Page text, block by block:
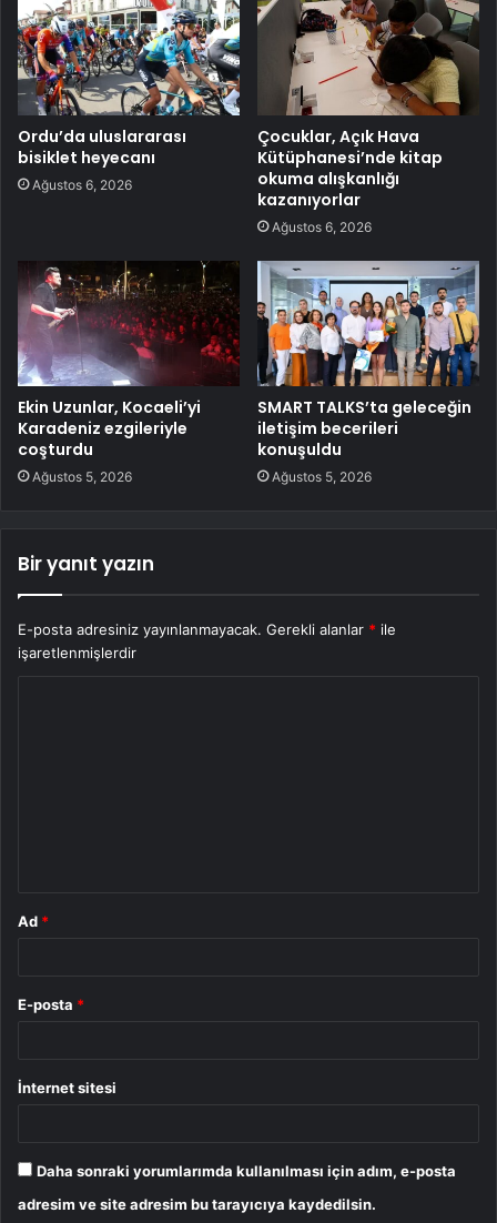
Ordu’da uluslararası
bisiklet heyecanı
Ağustos 6, 2026
Çocuklar, Açık Hava
Kütüphanesi’nde kitap
okuma alışkanlığı
kazanıyorlar
Ağustos 6, 2026
Ekin Uzunlar, Kocaeli’yi
Karadeniz ezgileriyle
coşturdu
Ağustos 5, 2026
SMART TALKS’ta geleceğin
iletişim becerileri
konuşuldu
Ağustos 5, 2026
Bir yanıt yazın
E-posta adresiniz yayınlanmayacak. Gerekli alanlar * ile
işaretlenmişlerdir
Ad *
E-posta *
İnternet sitesi
Daha sonraki yorumlarımda kullanılması için adım, e-posta
adresim ve site adresim bu tarayıcıya kaydedilsin.